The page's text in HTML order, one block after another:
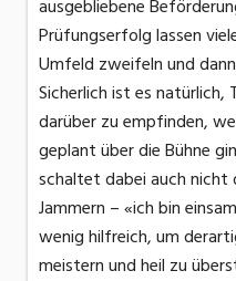
ausgebliebene
Prüfungserfolg lassen
Umfeld zweifeln und
Sicherlich ist es natürlich,
darüber zu empfinden,
geplant über die Bühne
schaltet dabei auch nicht
Jammern – «ich bin
wenig hilfreich, um
meistern und heil zu